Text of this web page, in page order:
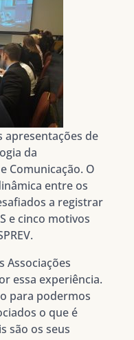
apresentações de
da
Comunicação. O
entre os
a registrar
e cinco motivos
Associações
essa experiência.
para podermos
o que é
são os seus